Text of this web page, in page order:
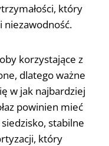
który
niezawodność.
korzystające z
dlatego ważne
w jak najbardziej
powinien mieć
stabilne
który